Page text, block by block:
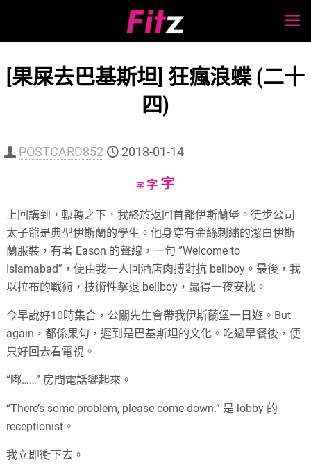
[果屎去巴基斯坦] 狂瘋浪蝶 (二十
四)
POSTCARD852 2018-01-14
字Decrease
size.
字Reset
size.
字Increase
size.
上回講到，輾轉之下，我終於返回首都伊斯蘭堡。徒步公司
太子爺是典型伊斯蘭的學生。他身穿有金絲刺繡的潔白伊斯
蘭服裝，有著 Eason 的聲線，一句 ”Welcome to
Islamabad”，便由我一人回酒店肉搏對抗 bellboy。最後，我
以拉布的戰術，技術性擊退 bellboy，贏得一夜安枕。
今早說好10時集合，公關先生會帶我伊斯蘭堡一日遊。But
again，都係果句，遲到是巴基斯坦的文化。吃過早餐後，便
只好回去看電視。
“嘟……” 房間電話響起來。
“There’s some problem, please come down.” 是 lobby 的
receptionist。
我立即衝下去。